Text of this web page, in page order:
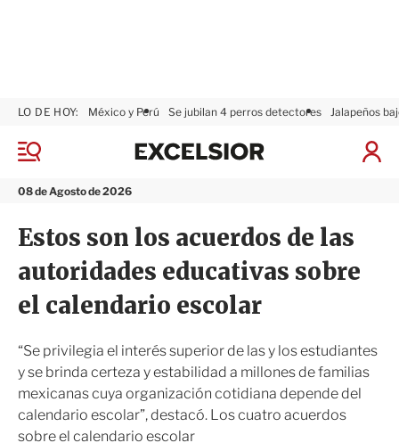
M
n
08 de Agosto de 2026
LO DE HOY: México y Perú Se jubilan 4 perros detectores Jalapeños
I
ó
n
x
i
r
Estos son los acuerdos de las
autoridades educativas sobre
el calendario escolar
“Se privilegia el interés superior de las y los estudiantes
y se brinda certeza y estabilidad a millones de familias
mexicanas cuya organización cotidiana depende del
calendario escolar”, destacó. Los cuatro acuerdos
sobre el calendario escolar